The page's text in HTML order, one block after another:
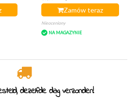
Zamów teraz
Nieoceniony
NA MAGAZYNIE
od gryzoni od 2011 roku